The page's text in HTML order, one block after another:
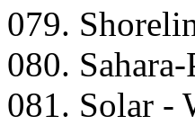
079.
080.
081. Sоlаr -